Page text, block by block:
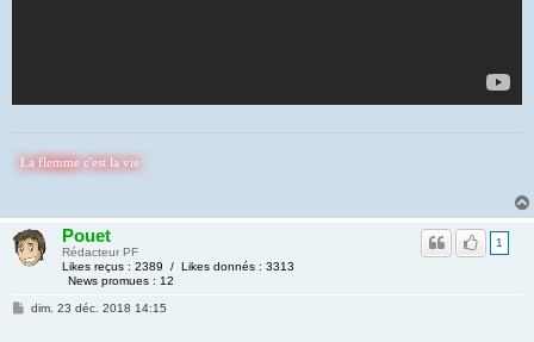
c'est la vie
Pouet
Rédacteur PF
Likes reçus : 2389 / Likes donnés : 3313
News promues : 12
1
dim. 23 déc. 2018 14:15